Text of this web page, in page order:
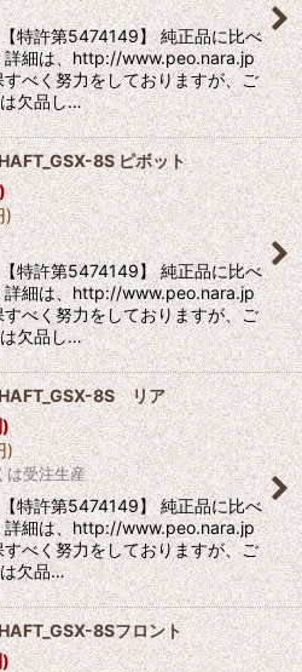
特許第5474149】 純正品に比べ
詳細は、http://www.peo.nara.jp
べく努力をしておりますが、ご
欠品し…
8S ピボット
)
特許第5474149】 純正品に比べ
詳細は、http://www.peo.nara.jp
べく努力をしておりますが、ご
欠品し…
8S リア
)
)
は受注生産
特許第5474149】 純正品に比べ
詳細は、http://www.peo.nara.jp
べく努力をしておりますが、ご
欠品…
8Sフロント
)